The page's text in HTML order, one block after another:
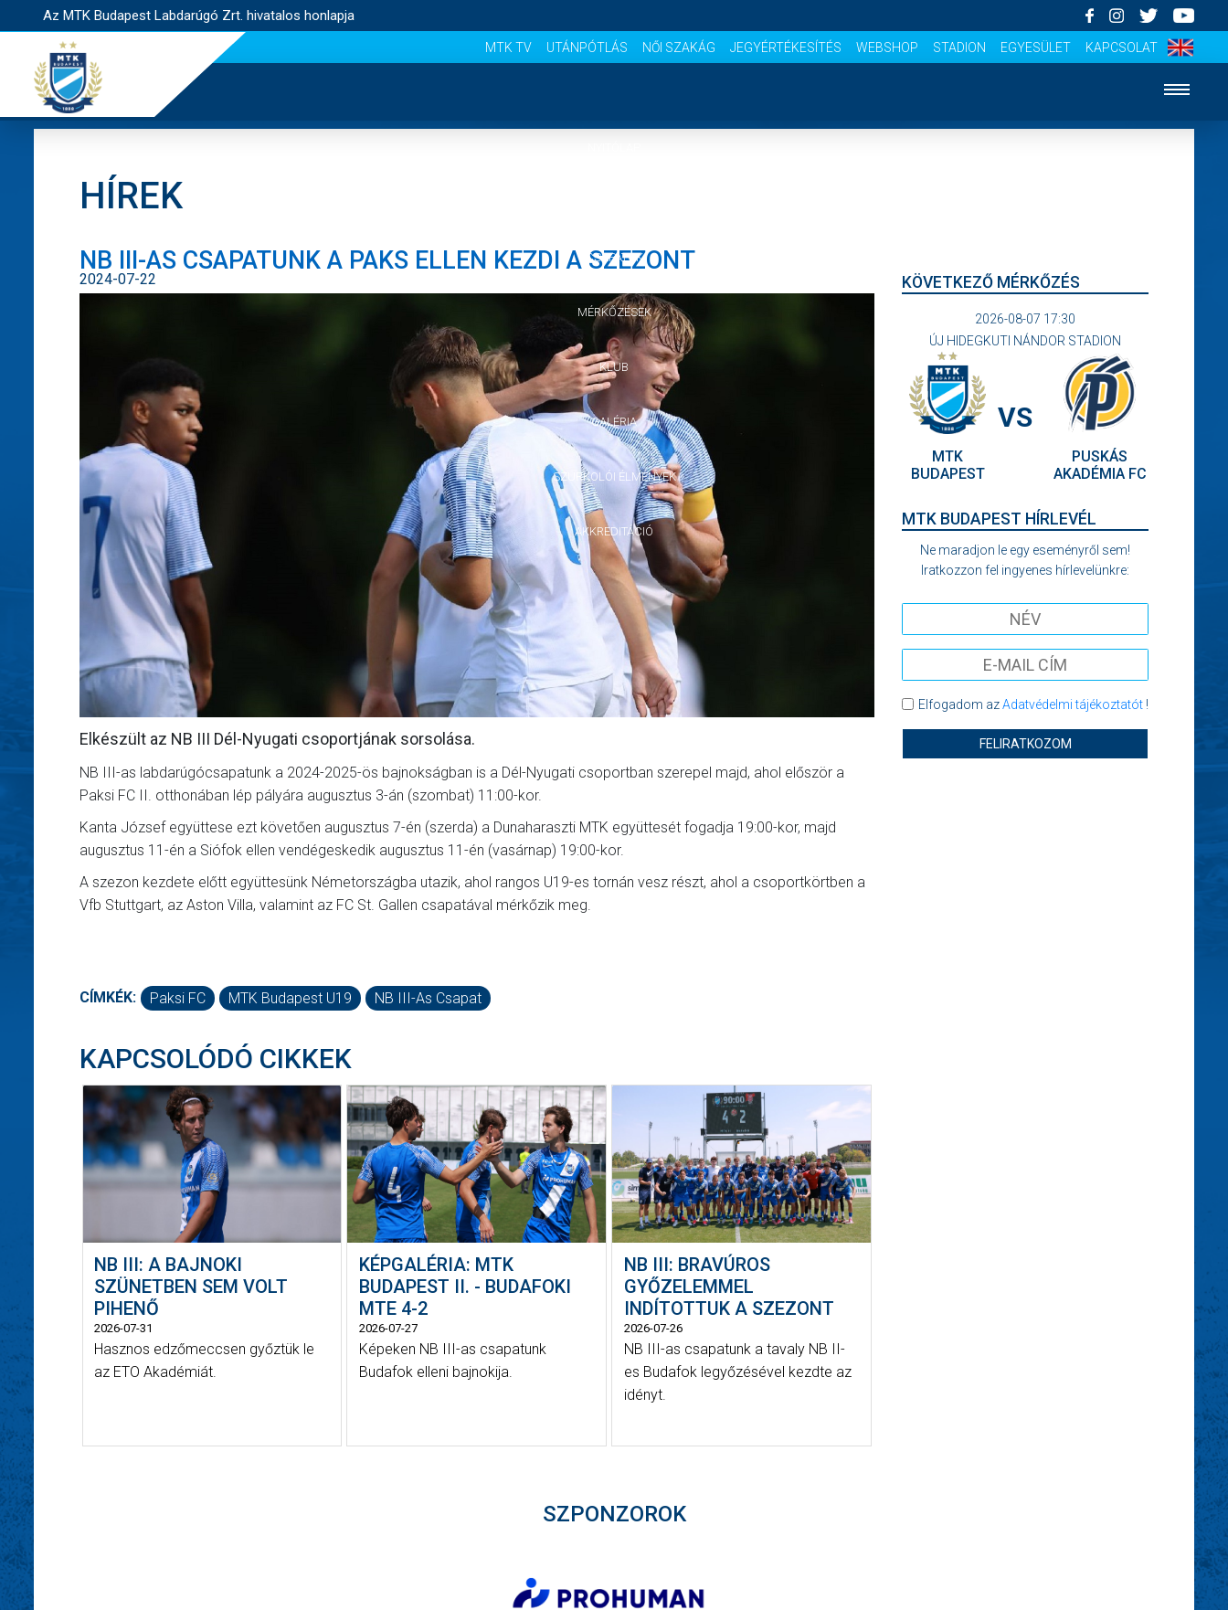
Az MTK Budapest Labdarúgó Zrt. hivatalos honlapja
MTK TV UTÁNPÓTLÁS NŐI SZAKÁG JEGYÉRTÉKESÍTÉS WEBSHOP STADION EGYESÜLET KAPCSOLAT
CSAPATOK
MÉRKŐZÉSEK
KLUB
GALÉRIA
SZURKOLÓI ÉLMÉNYEK
AKKREDITÁCIÓ
HÍREK
NB III-AS CSAPATUNK A PAKS ELLEN KEZDI A SZEZONT
2024-07-22
Elkészült az NB III Dél-Nyugati csoportjának sorsolása.
NB III-as labdarúgócsapatunk a 2024-2025-ös bajnokságban is a Dél-Nyugati csoportban szerepel majd, ahol először a
Paksi FC II. otthonában lép pályára augusztus 3-án (szombat) 11:00-kor.
Kanta József együttese ezt követően augusztus 7-én (szerda) a Dunaharaszti MTK együttesét fogadja 19:00-kor, majd
augusztus 11-én a Siófok ellen vendégeskedik augusztus 11-én (vasárnap) 19:00-kor.
A szezon kezdete előtt együttesünk Németországba utazik, ahol rangos U19-es tornán vesz részt, ahol a csoportkörtben a
Vfb Stuttgart, az Aston Villa, valamint az FC St. Gallen csapatával mérkőzik meg.
CÍMKÉK: Paksi FC MTK Budapest U19 NB III-As Csapat
KAPCSOLÓDÓ CIKKEK
NB III: A BAJNOKI
SZÜNETBEN SEM VOLT
PIHENŐ
2026-07-31
Hasznos edzőmeccsen győztük le
az ETO Akadémiát.
KÉPGALÉRIA: MTK
BUDAPEST II. - BUDAFOKI
MTE 4-2
2026-07-27
Képeken NB III-as csapatunk
Budafok elleni bajnokija.
NB III: BRAVÚROS
GYŐZELEMMEL
INDÍTOTTUK A SZEZONT
2026-07-26
NB III-as csapatunk a tavaly NB II-
es Budafok legyőzésével kezdte az
idényt.
KÖVETKEZŐ MÉRKŐZÉS
2026-08-07 17:30
ÚJ HIDEGKUTI NÁNDOR STADION
MTK
BUDAPEST
VS
PUSKÁS
AKADÉMIA FC
MTK BUDAPEST HÍRLEVÉL
Ne maradjon le egy eseményről sem!
Iratkozzon fel ingyenes hírlevelünkre:
Elfogadom azAdatvédelmi tájékoztatót!
FELIRATKOZOM
SZPONZOROK